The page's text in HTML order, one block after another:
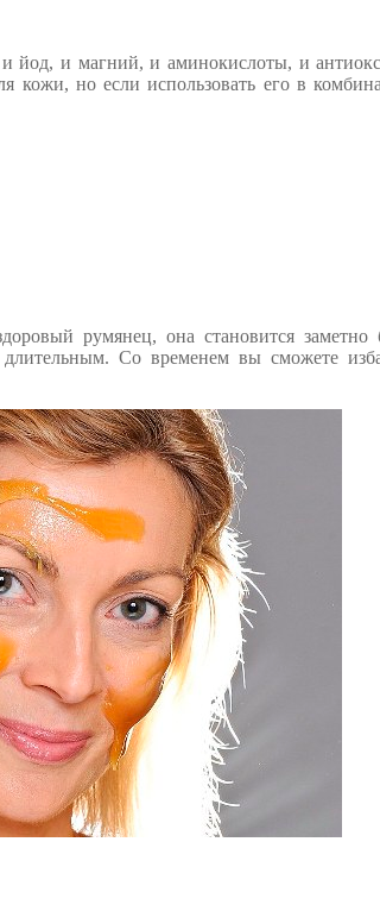
йод, и магний, и аминокислоты, и
кожи, но если использовать его в
румянец, она становится заметно
Со временем вы сможете